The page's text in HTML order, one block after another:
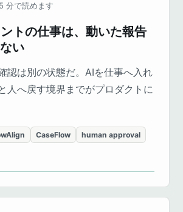
5 分で読めます
トの仕事は、動いた報告
い
認は別の状態だ。AIを仕事へ入れ
人へ戻す境界までがプロダクトに
CaseFlow human approval